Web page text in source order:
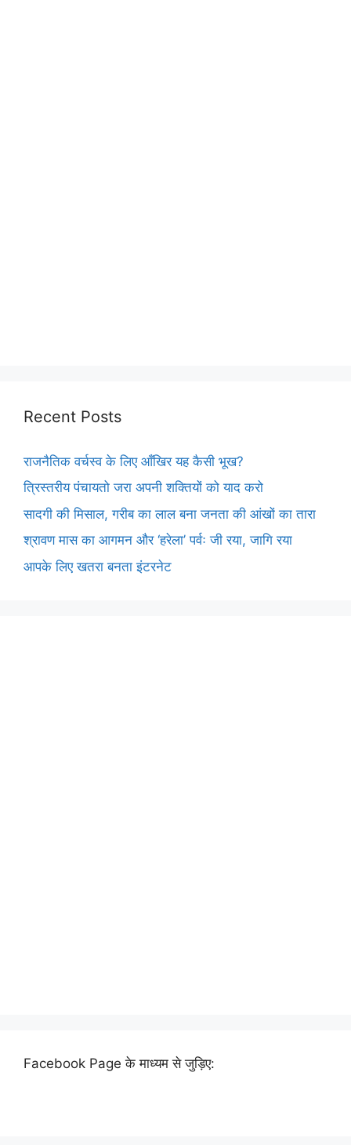
Recent Posts
राजनैतिक वर्चस्व के लिए आँखिर यह कैसी भूख?
त्रिस्तरीय पंचायतो जरा अपनी शक्तियों को याद करो
सादगी की मिसाल, गरीब का लाल बना जनता की आंखों का तारा
श्रावण मास का आगमन और ‘हरेला’ पर्वः जी रया, जागि रया
आपके लिए खतरा बनता इंटरनेट
Facebook Page के माध्यम से जुड़िए: